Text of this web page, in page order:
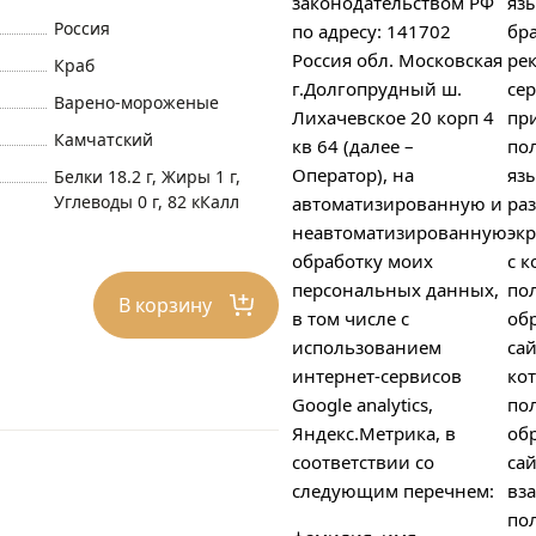
Россия
Краб
Варено-мороженые
Камчатский
Белки 18.2 г, Жиры 1 г,
Углеводы 0 г, 82 кКалл
В корзину
по адресу: 141702
Россия обл. Московская
г.Долгопрудный ш.
Лихачевское 20 корп 4
кв 64 (далее –
Оператор), на
автоматизированную и
неавтоматизированную
обработку моих
персональных данных,
в том числе с
использованием
интернет-сервисов
Google analytics,
Яндекс.Метрика, в
соответствии со
следующим перечнем:
с